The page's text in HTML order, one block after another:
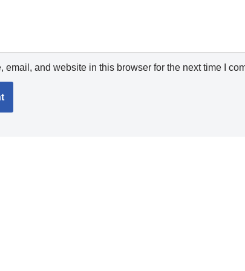
email, and website in this browser for the next time I